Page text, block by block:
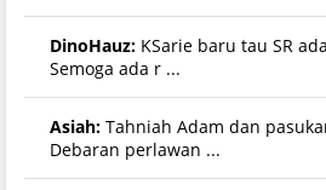
DinoHauz: KSarie baru tau SR
Semoga ada r ...
Asiah: Tahniah Adam dan
Debaran perlawan ...